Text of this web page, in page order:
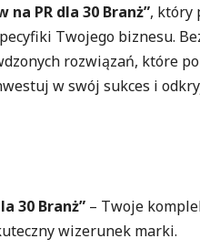
na PR dla 30 Branż”, który
Twojego biznesu.
rozwiązań, które
w swój sukces i
30 Branż” – Twoje
wizerunek marki.